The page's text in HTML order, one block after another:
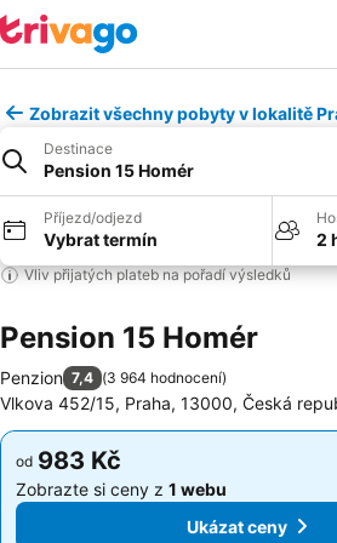
Zobrazit všechny pobyty v lokalitě
Destinace
Pension 15 Homér
Příjezd/odjezd
Vybrat termín 2
Vliv přijatých plateb na pořadí výsledků
Pension 15 Homér
Penzion 7,4 (3 964 hodnocení)
Vlkova 452/15, Praha, 13000, Česká
od 983 Kč
Zobrazte si ceny z 1 webu
Ukázat ceny
od 983 Kč
Zobrazte si ceny z 1 webu
Ukázat ceny